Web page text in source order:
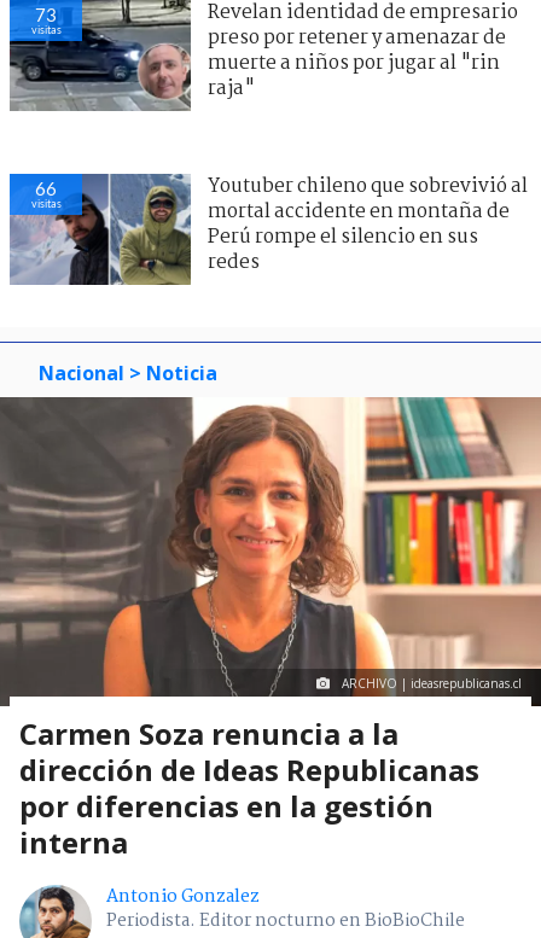
73
visitas
Revelan identidad de empresario
preso por retener y amenazar de
muerte a niños por jugar al "rin
raja"
66
visitas
Youtuber chileno que sobrevivió al
mortal accidente en montaña de
Perú rompe el silencio en sus
redes
Nacional > Noticia
ARCHIVO | ideasrepublicanas.cl
Carmen Soza renuncia a la
dirección de Ideas Republicanas
por diferencias en la gestión
interna
Antonio Gonzalez
Periodista. Editor nocturno en BioBioChile